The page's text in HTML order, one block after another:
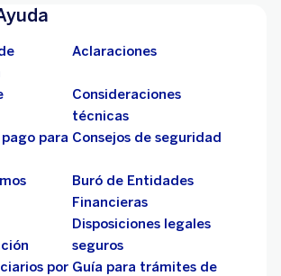
Aclaraciones
Consideraciones
técnicas
para Consejos de seguridad
Buró de Entidades
Financieras
Disposiciones legales
seguros
por Guía para trámites de